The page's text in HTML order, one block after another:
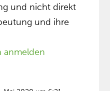
und nicht direkt
und ihre
anmelden